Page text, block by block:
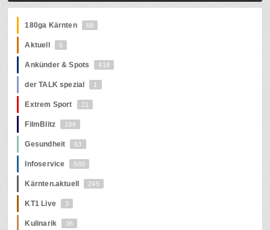
180ga Kärnten 68
Aktuell 6
Ankünder & Spots 418
der TALK spezial 1
Extrem Sport 21
FilmBlitz 194
Gesundheit 63
Infoservice 560
Kärnten.aktuell 245
KT1 Live 3
Kulinarik 36